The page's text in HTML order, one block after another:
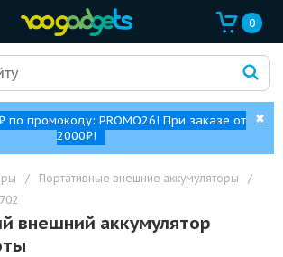
0
промокоду: PROMO26! При заказе от
2000₽!
✖
/ Портативные внешние аккумуляторы
/
внешний аккумулятор